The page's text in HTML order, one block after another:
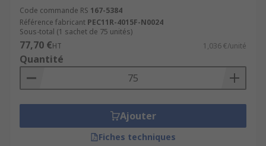
Code commande RS 167-5384
Référence fabricant PEC11R-4015F-N0024
Sous-total (1 sachet de 75 unités)
77,70 €HT 1,036 €/unité
Quantité
Ajouter
Fiches techniques